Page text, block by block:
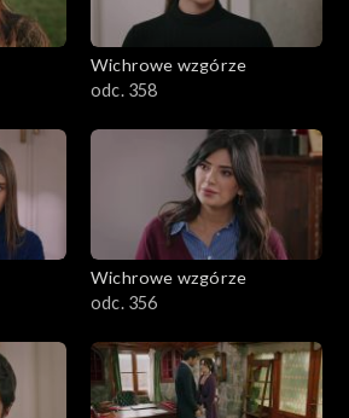
Wichrowe wzgórze
odc. 358
Wichrowe wzgórze
odc. 356